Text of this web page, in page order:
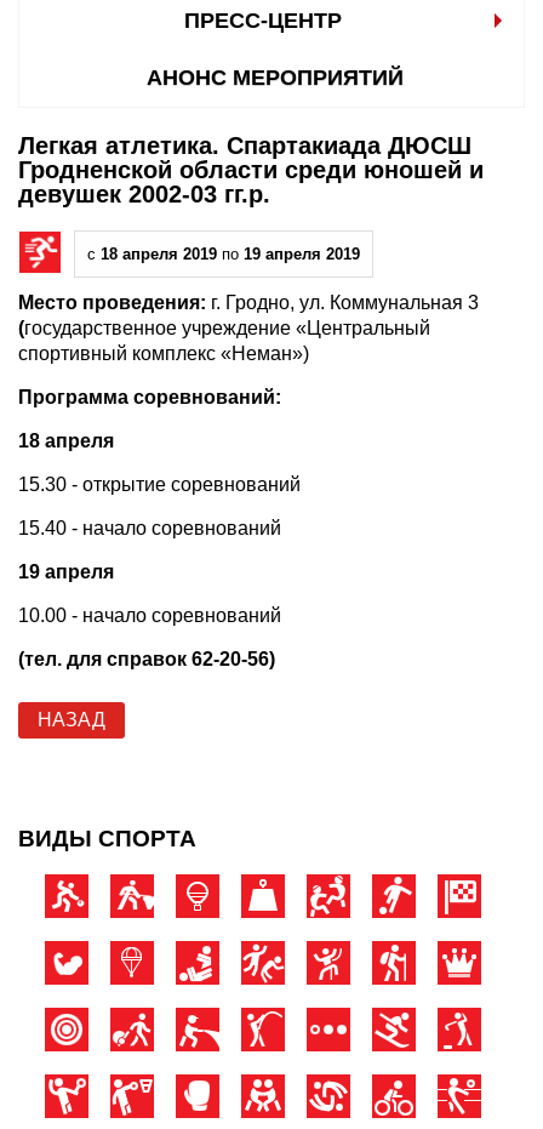
ПРЕСС-ЦЕНТР
АНОНС МЕРОПРИЯТИЙ
Легкая атлетика. Спартакиада ДЮСШ
Гродненской области среди юношей и
девушек 2002-03 гг.р.
с 18 апреля 2019 по 19 апреля 2019
Место проведения: г. Гродно, ул. Коммунальная 3
(государственное учреждение «Центральный
спортивный комплекс «Неман»)
Программа соревнований:
18 апреля
15.30 - открытие соревнований
15.40 - начало соревнований
19 апреля
10.00 - начало соревнований
(тел. для справок 62-20-56)
НАЗАД
ВИДЫ СПОРТА